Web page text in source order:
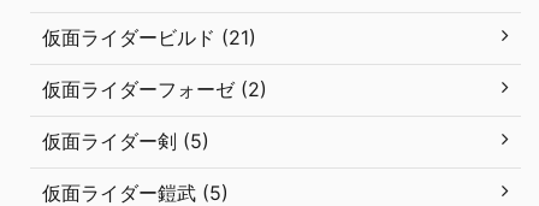
仮面ライダービルド (21)
仮面ライダーフォーゼ (2)
仮面ライダー剣 (5)
仮面ライダー鎧武 (5)